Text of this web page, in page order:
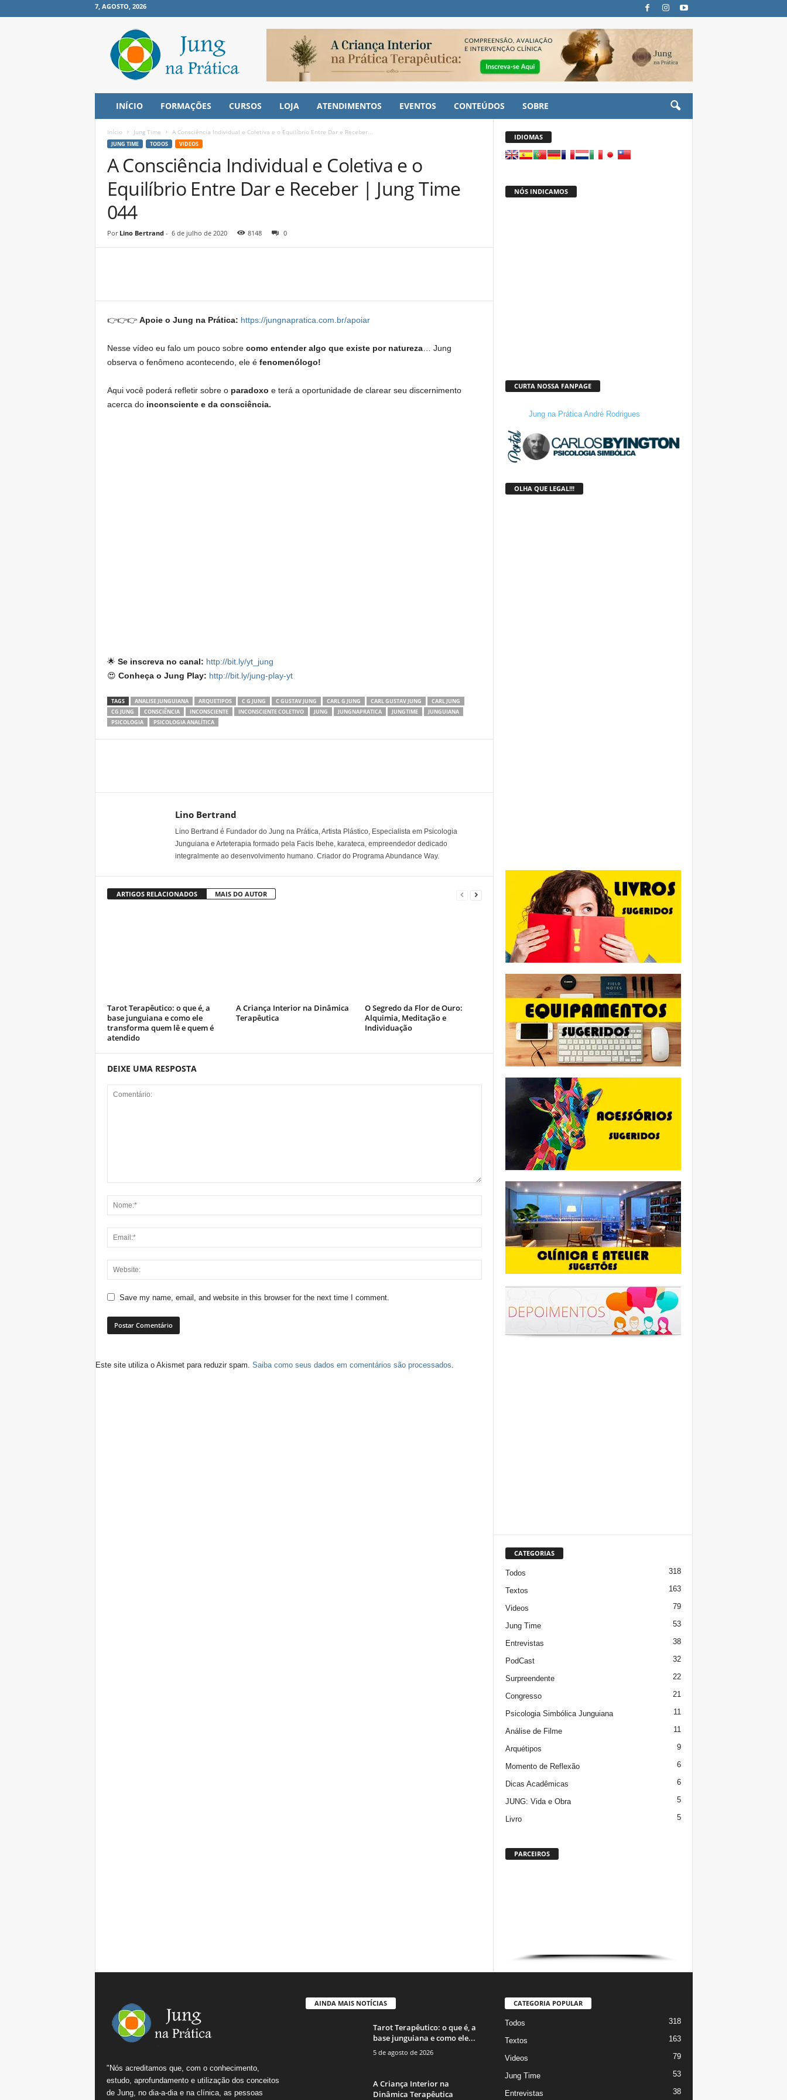
7, AGOSTO, 2026
INÍCIO FORMAÇÕES CURSOS LOJA ATENDIMENTOS EVENTOS CONTEÚDOS SOBRE
Início Jung Time A Consciência Individual e Coletiva e o Equilíbrio Entre Dar e Receber...
JUNG TIME TODOS VIDEOS
A Consciência Individual e Coletiva e o
Equilíbrio Entre Dar e Receber | Jung Time
044
Por Lino Bertrand- 6 de julho de 2020 8148 0
👉👉👉 Apoie o Jung na Prática: https://jungnapratica.com.br/apoiar
Nesse vídeo eu falo um pouco sobre como entender algo que existe por natureza… Jung
observa o fenômeno acontecendo, ele é fenomenólogo!
Aqui você poderá refletir sobre o paradoxo e terá a oportunidade de clarear seu discernimento
acerca do inconsciente e da consciência.
🌟 Se inscreva no canal: http://bit.ly/yt_jung
😍 Conheça o Jung Play: http://bit.ly/jung-play-yt
TAGS ANALISE JUNGUIANA ARQUETIPOS C G JUNG C GUSTAV JUNG CARL G JUNG CARL GUSTAV JUNG
CARL JUNG
CG JUNG
CONSCIÊNCIA INCONSCIENTE INCONSCIENTE COLETIVO JUNG JUNGNAPRATICA JUNGTIME
JUNGUIANA
PSICOLOGIA
PSICOLOGIA ANALÍTICA
Lino Bertrand
Lino Bertrand é Fundador do Jung na Prática, Artista Plástico, Especialista em Psicologia
Junguiana e Arteterapia formado pela Facis Ibehe, karateca, empreendedor dedicado
integralmente ao desenvolvimento humano. Criador do Programa Abundance Way.
ARTIGOS RELACIONADOS MAIS DO AUTOR
Tarot Terapêutico: o que é, a
base junguiana e como ele
transforma quem lê e quem é
atendido
A Criança Interior na Dinâmica
Terapêutica
O Segredo da Flor de Ouro:
Alquimia, Meditação e
Individuação
DEIXE UMA RESPOSTA
Save my name, email, and website in this browser for the next time I comment.
Este site utiliza o Akismet para reduzir spam. Saiba como seus dados em comentários são processados.
IDIOMAS
NÓS INDICAMOS
CURTA NOSSA FANPAGE
Jung na Prática André Rodrigues
OLHA QUE LEGAL!!!
CATEGORIAS
Todos 318
Textos 163
Videos 79
Jung Time 53
Entrevistas 38
PodCast 32
Surpreendente 22
Congresso 21
Psicologia Simbólica Junguiana 11
Análise de Filme 11
Arquétipos 9
Momento de Reflexão 6
Dicas Acadêmicas 6
JUNG: Vida e Obra 5
Livro 5
PARCEIROS
"Nós acreditamos que, com o conhecimento,
estudo, aprofundamento e utilização dos conceitos
de Jung, no dia-a-dia e na clínica, as pessoas
AINDA MAIS NOTÍCIAS
Tarot Terapêutico: o que é, a
base junguiana e como ele...
5 de agosto de 2026
A Criança Interior na
Dinâmica Terapêutica
CATEGORIA POPULAR
Todos 318
Textos 163
Videos 79
Jung Time 53
Entrevistas 38